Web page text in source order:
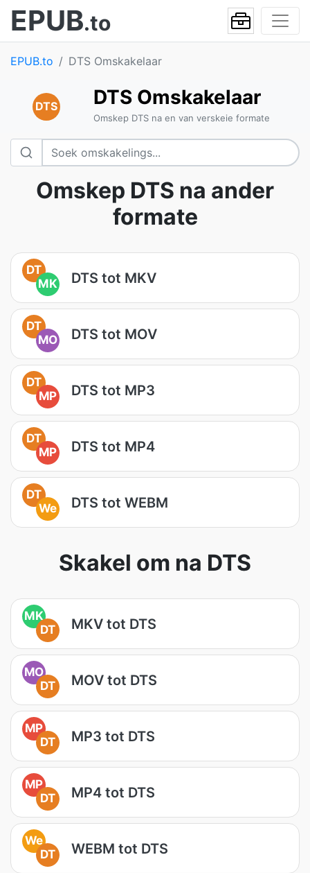
EPUB.to
EPUB.to DTS Omskakelaar
DTS DTS Omskakelaar
Omskep DTS na en van verskeie formate
Omskep DTS na ander
formate
DT
MK
DTS tot MKV
DT
MO
DTS tot MOV
DT
MP
DTS tot MP3
DT
MP
DTS tot MP4
DT
We
DTS tot WEBM
Skakel om na DTS
MK
DT
MKV tot DTS
MO
DT
MOV tot DTS
MP
DT
MP3 tot DTS
MP
DT
MP4 tot DTS
We
DT
WEBM tot DTS